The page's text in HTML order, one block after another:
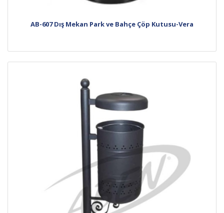
AB-607 Dış Mekan Park ve Bahçe Çöp Kutusu-Vera